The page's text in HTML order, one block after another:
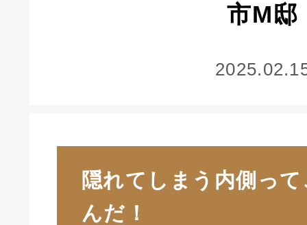
市M邸
隠れてしまう内側っ
んだ！